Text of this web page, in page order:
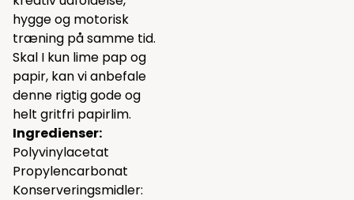
hygge og motorisk
træning på samme tid.
Skal I kun lime pap og
papir, kan vi anbefale
denne rigtig gode og
helt gritfri papirlim.
Ingredienser:
Polyvinylacetat
Propylencarbonat
Konserveringsmidler: